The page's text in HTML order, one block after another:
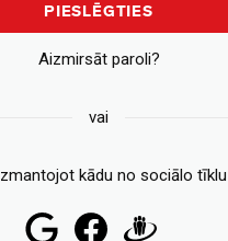
PIESLĒGTIES
Aizmirsāt paroli?
vai
kādu no sociālo